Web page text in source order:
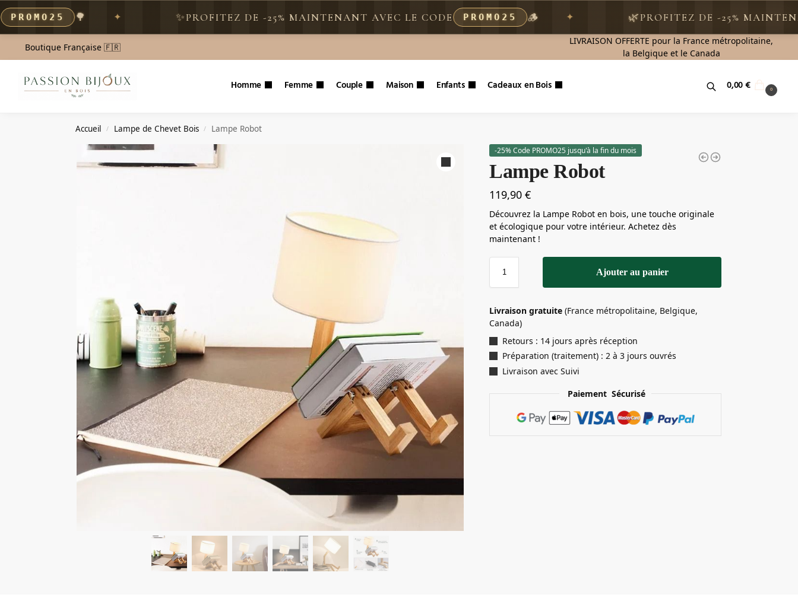
🌳 PROFITEZ DE -25% MAINTENANT AVEC LE CODE PROMO25 🪵 PROFITEZ DE -25% MAINTENANT
Boutique Française 🇫🇷
LIVRAISON OFFERTE pour la France métropolitaine,
la Belgique et le Canada
Homme Femme Couple Maison Enfants Cadeaux en Bois
Search
Recherche
0,00€ 0
Accueil / Lampe de Chevet Bois / Lampe Robot
-25% Code PROMO25 jusqu'à la fin du mois
Lampe Robot
119,90€
Découvrez la Lampe Robot en bois, une touche originale
et écologique pour votre intérieur. Achetez dès
maintenant !
Ajouter au panier
Livraison gratuite (France métropolitaine, Belgique,
Canada)
Retours : 14 jours après réception
Préparation (traitement) : 2 à 3 jours ouvrés
Livraison avec Suivi
Paiement Sécurisé